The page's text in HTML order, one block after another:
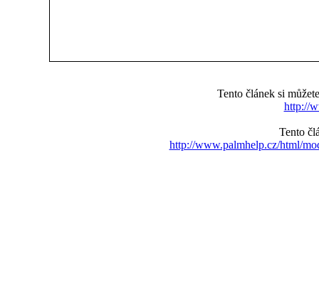
Tento článek si
http://
Tento
http://www.palmhelp.cz/html/